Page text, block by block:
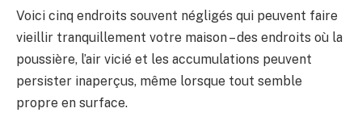
Voici cinq endroits souvent négligés qui peuvent faire
vieillir tranquillement votre maison – des endroits où la
poussière, l’air vicié et les accumulations peuvent
persister inaperçus, même lorsque tout semble
propre en surface.